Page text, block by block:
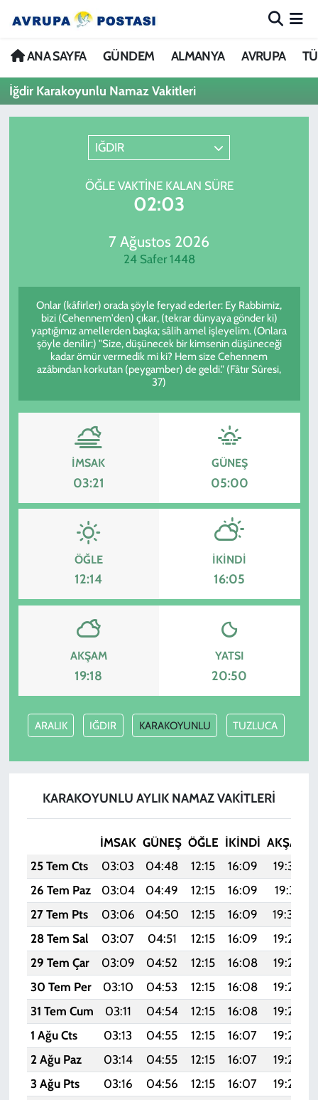
ANA SAYFA GÜNDEM ALMANYA AVRUPA
İğdir Karakoyunlu Namaz Vakitleri
IĞDIR
ÖĞLE VAKTINE KALAN SÜRE
02:03
7 Ağustos 2026
24 Safer 1448
Onlar (kâfirler) orada şöyle feryad ederler: Ey Rabbimiz,
bizi (Cehennem'den) çıkar, (tekrar dünyaya gönder ki)
yaptığımız amellerden başka; sâlih amel işleyelim. (Onlara
şöyle denilir:) "Size, düşünecek bir kimsenin düşüneceği
kadar ömür vermedik mi ki? Hem size Cehennem
azâbından korkutan (peygamber) de geldi." (Fâtır Sûresi,
37)
İMSAK
03:21
GÜNEŞ
05:00
ÖĞLE
12:14
İKINDI
16:05
AKŞAM
19:18
YATSI
20:50
ARALIK IĞDIR KARAKOYUNLU TUZLUCA
KARAKOYUNLU AYLIK NAMAZ VAKITLERI
İMSAK GÜNEŞ ÖĞLE İKINDI AKŞAM
25 Tem Cts
03:03 04:48 12:15 16:09 19:32
26 Tem Paz
03:04 04:49 12:15 16:09 19:31
27 Tem Pts
03:06 04:50 12:15 16:09 19:30
28 Tem Sal
03:07 04:51 12:15 16:09 19:29
29 Tem Çar
03:09 04:52 12:15 16:08 19:28
30 Tem Per
03:10 04:53 12:15 16:08 19:27
31 Tem Cum
03:11 04:54 12:15 16:08 19:26
1 Ağu Cts
03:13 04:55 12:15 16:07 19:25
2 Ağu Paz
03:14 04:55 12:15 16:07 19:24
3 Ağu Pts
03:16 04:56 12:15 16:07 19:23
ANA SAYFA
GÜNDEM
SPOR
KADIN
Nöbetçi Eczaneler
Hava Durumu
Trafik Durumu
Avrupa Ligi Puan Durumu ve Fikstür
Tüm Manşetler
Haber Arşivi